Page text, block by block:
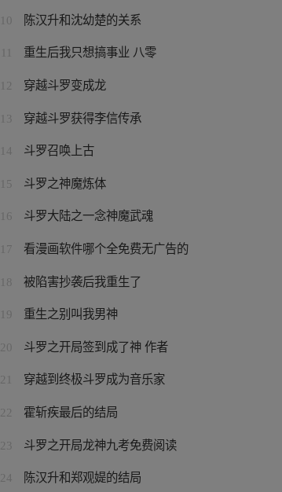
10 陈汉升和沈幼楚的关系
重生后我只想搞事业 八零
12 穿越斗罗变成龙
13 穿越斗罗获得李信传承
14 斗罗召唤上古
15 斗罗之神魔炼体
16 斗罗大陆之一念神魔武魂
17 看漫画软件哪个全免费无广告的
18 被陷害抄袭后我重生了
19 重生之别叫我男神
20 斗罗之开局签到成了神 作者
21 穿越到终极斗罗成为音乐家
22 霍斩疾最后的结局
23 斗罗之开局龙神九考免费阅读
24 陈汉升和郑观媞的结局